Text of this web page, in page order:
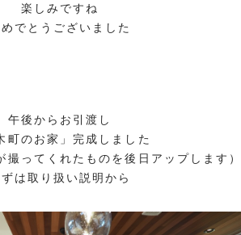
楽しみですね
でとうございました
午後からお引渡し
町のお家」完成しました
撮ってくれたものを後日アップします
ずは取り扱い説明から